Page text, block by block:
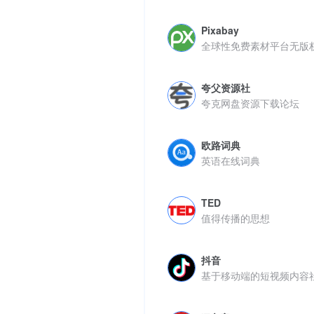
Pixabay
全球性免费素材平台无版
夸父资源社
夸克网盘资源下载论坛
欧路词典
英语在线词典
TED
值得传播的思想
抖音
基于移动端的短视频内容